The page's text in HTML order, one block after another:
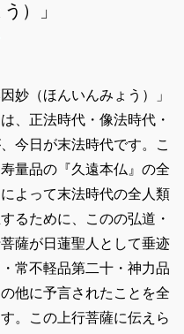
）」
妙（ほんいんみょう）」
、正法時代・像法時代・
今日が末法時代です。こ
量品の『久遠本仏』の全
よって末法時代の全人類
るために、このの弘道・
薩が日蓮聖人として垂迹
常不軽品第二十・神力品
他に予言されたことを全
。この上行菩薩に伝えら